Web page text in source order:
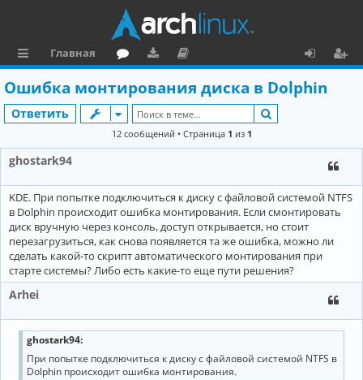
ы
л
к
Главная
ру
м
ру
зк
и
ку
м
е
та
ц
и
я
р
ц
Ошибка монтирования диска в Dolphin
Ответить
12 сообщений • Страница 1 из 1
ghostark94
KDE. При попытке подключиться к диску с файловой системой NTFS
в Dolphin происходит ошибка монтирования. Если смонтировать
диск вручную через консоль, доступ открывается, но стоит
перезагрузиться, как снова появляется та же ошибка, можно ли
сделать какой-то скрипт автоматического монтирования при
старте системы? Либо есть какие-то еще пути решения?
Arhei
ghostark94:
При попытке подключиться к диску с файловой системой NTFS в
Dolphin происходит ошибка монтирования.